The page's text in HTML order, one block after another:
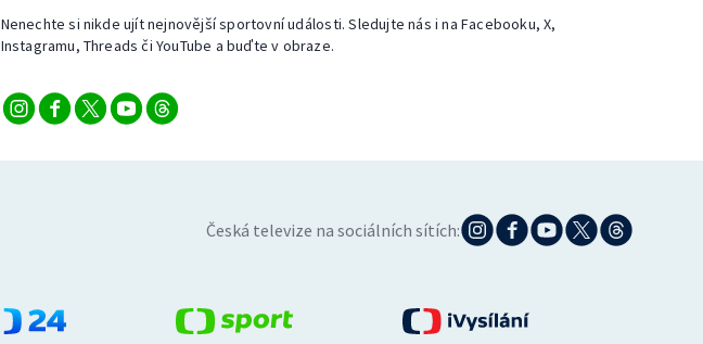
Nenechte si nikde ujít nejnovější sportovní události. Sledujte nás i na Facebooku, X,
Instagramu, Threads či YouTube a buďte v obraze.
Česká televize na sociálních sítích: